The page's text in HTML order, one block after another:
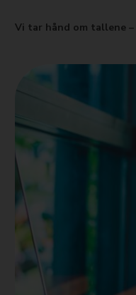
Vi tar hånd om tallene –